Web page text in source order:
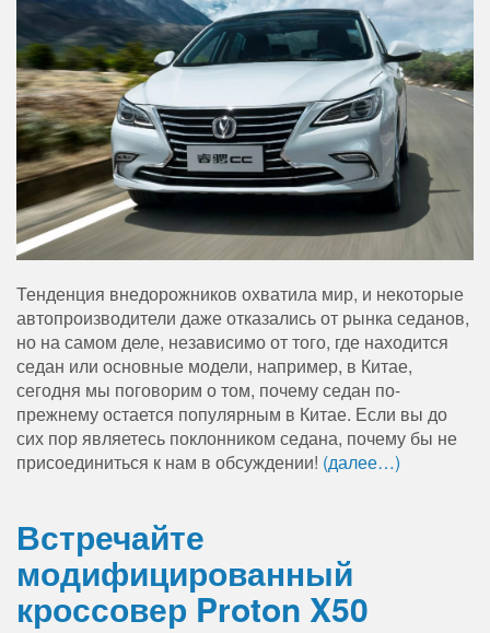
Тенденция внедорожников охватила мир, и некоторые
автопроизводители даже отказались от рынка седанов,
но на самом деле, независимо от того, где находится
седан или основные модели, например, в Китае,
сегодня мы поговорим о том, почему седан по-
прежнему остается популярным в Китае. Если вы до
сих пор являетесь поклонником седана, почему бы не
присоединиться к нам в обсуждении! (далее…)
Встречайте
модифицированный
кроссовер Proton X50